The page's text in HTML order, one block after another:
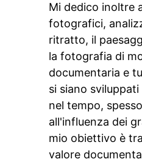
Mi dedico inoltre
fotografici,
ritratto, il
la fotografia di
documentaria e
si siano
nel tempo,
all'influenza dei
mio obiettivo è
valore